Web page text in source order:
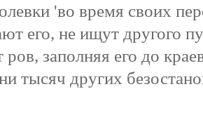
'во время своих
его, не ищут другого
ров, заполняя его до
тысяч других